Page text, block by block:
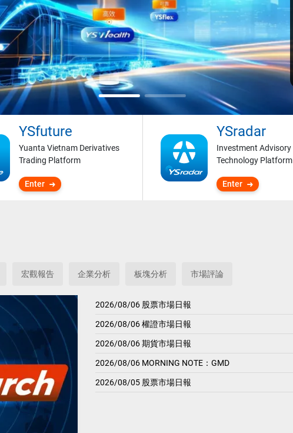
YSfuture
Yuanta Vietnam Derivatives
Trading Platform
Enter
YSradar
Investment Advisory
Technology Platform
Enter
宏觀報告 企業分析 板塊分析 市場評論
2026/08/06 股票市場日報
2026/08/06 權證市場日報
2026/08/06 期貨市場日報
2026/08/06 MORNING NOTE：GMD
2026/08/05 股票市場日報